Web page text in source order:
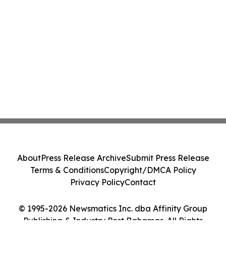
© 1995-2026 Newsmatics Inc. dba Affinity Group
Publishing & Industry Post Bahamas. All Rights
AboutPress Release ArchiveSubmit Press Release
Terms & ConditionsCopyright/DMCA Policy
Privacy PolicyContact